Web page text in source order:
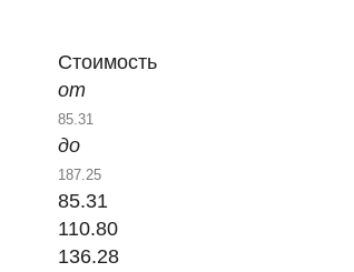
Стоимость
от
до
85.31
110.80
136.28